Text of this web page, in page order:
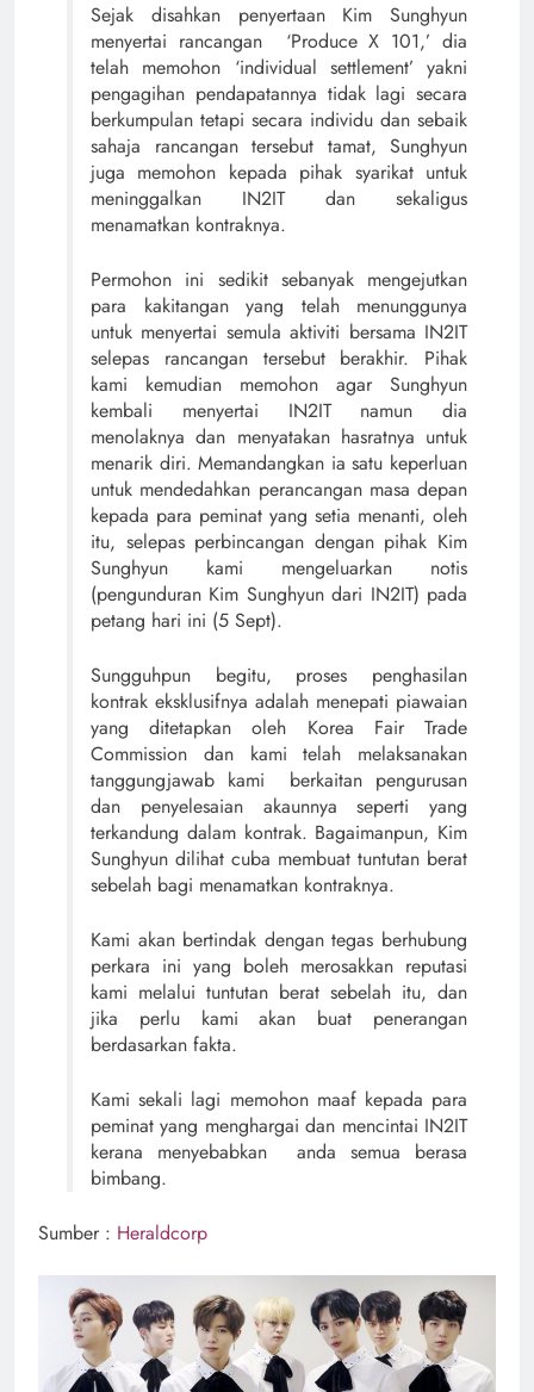
Sejak disahkan penyertaan Kim Sunghyun
menyertai rancangan ‘Produce X 101,’ dia
telah memohon ‘individual settlement’ yakni
pengagihan pendapatannya tidak lagi secara
berkumpulan tetapi secara individu dan sebaik
sahaja rancangan tersebut tamat, Sunghyun
juga memohon kepada pihak syarikat untuk
meninggalkan IN2IT dan sekaligus
menamatkan kontraknya.
Permohon ini sedikit sebanyak mengejutkan
para kakitangan yang telah menunggunya
untuk menyertai semula aktiviti bersama IN2IT
selepas rancangan tersebut berakhir. Pihak
kami kemudian memohon agar Sunghyun
kembali menyertai IN2IT namun dia
menolaknya dan menyatakan hasratnya untuk
menarik diri. Memandangkan ia satu keperluan
untuk mendedahkan perancangan masa depan
kepada para peminat yang setia menanti, oleh
itu, selepas perbincangan dengan pihak Kim
Sunghyun kami mengeluarkan notis
(pengunduran Kim Sunghyun dari IN2IT) pada
petang hari ini (5 Sept).
Sungguhpun begitu, proses penghasilan
kontrak eksklusifnya adalah menepati piawaian
yang ditetapkan oleh Korea Fair Trade
Commission dan kami telah melaksanakan
tanggungjawab kami berkaitan pengurusan
dan penyelesaian akaunnya seperti yang
terkandung dalam kontrak. Bagaimanpun, Kim
Sunghyun dilihat cuba membuat tuntutan berat
sebelah bagi menamatkan kontraknya.
Kami akan bertindak dengan tegas berhubung
perkara ini yang boleh merosakkan reputasi
kami melalui tuntutan berat sebelah itu, dan
jika perlu kami akan buat penerangan
berdasarkan fakta.
Kami sekali lagi memohon maaf kepada para
peminat yang menghargai dan mencintai IN2IT
kerana menyebabkan anda semua berasa
bimbang.
Sumber : Heraldcorp